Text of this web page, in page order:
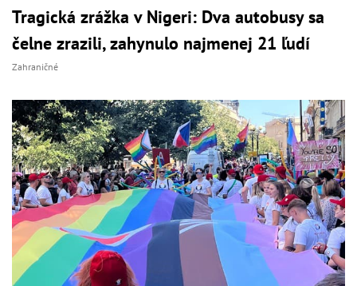
Tragická zrážka v Nigeri: Dva autobusy sa
čelne zrazili, zahynulo najmenej 21 ľudí
Zahraničné